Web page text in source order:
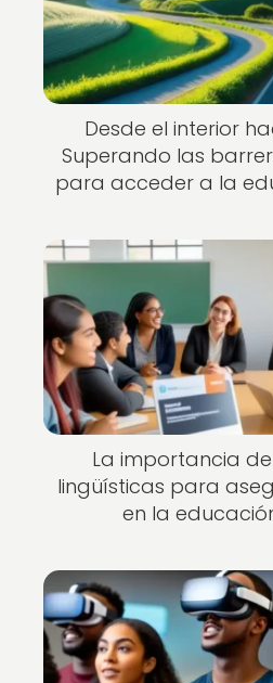
Desde el interior
Superando las
para acceder a la
La importancia
lingüísticas para
en la